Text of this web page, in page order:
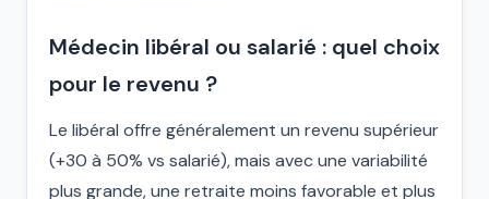
Médecin libéral ou salarié : quel choix
pour le revenu ?
Le libéral offre généralement un revenu supérieur
(+30 à 50% vs salarié), mais avec une variabilité
plus grande, une retraite moins favorable et plus